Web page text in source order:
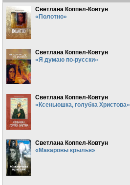
Светлана Коппел-Ковтун
«Полотно»
Светлана Коппел-Ковтун
«Я думаю по-русски»
Светлана Коппел-Ковтун
«Ксеньюшка, голубка Христова»
Светлана Коппел-Ковтун
«Макаровы крылья»